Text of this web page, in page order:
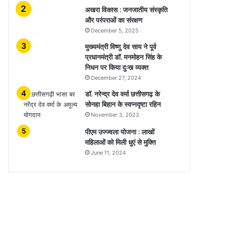
अखरा विकास : जनजातीय संस्कृति
और परंपराओं का संरक्षण
December 5, 2025
मुख्यमंत्री विष्णु देव साय ने पूर्व
प्रधानमंत्री डॉ. मनमोहन सिंह के
निधन पर किया दुःख व्यक्त
December 27, 2024
डॉ. नरेन्द्र देव वर्मा छत्तीसगढ़ के
सोनहा बिहान के स्वप्नदृष्टा रहिन
November 3, 2023
पीएम उज्ज्वला योजना : लाखों
महिलाओं को मिली धुएं से मुक्ति
June 11, 2024